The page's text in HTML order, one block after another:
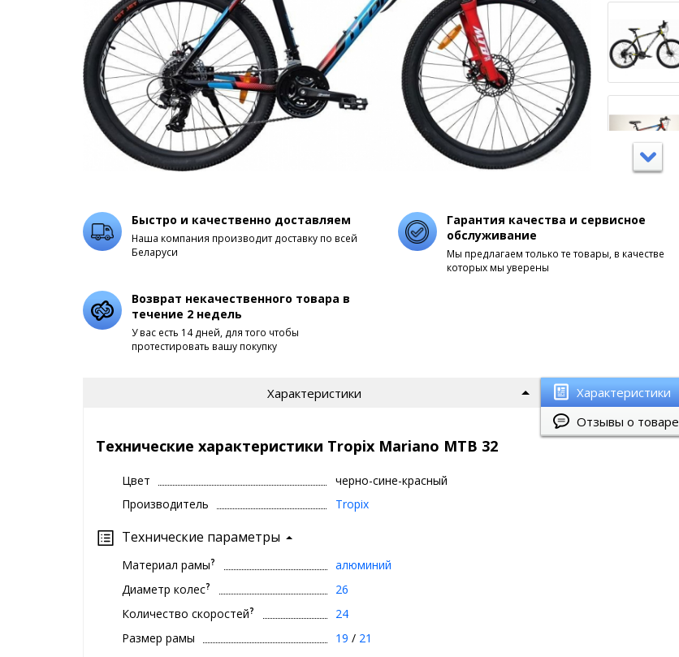
Быстро и качественно доставляем
Наша компания производит доставку по всей
Беларуси
Гарантия качества и сервисное
обслуживание
Мы предлагаем только те товары, в качестве
которых мы уверены
Возврат некачественного товара в
течение 2 недель
У вас есть 14 дней, для того чтобы
протестировать вашу покупку
Характеристики
Отзывы о товаре
Характеристики
Технические характеристики Tropix Mariano MTB 32
Цвет
черно-сине-красный
Производитель
Tropix
Технические параметры
Материал рамы?
алюминий
Диаметр колес?
26
Количество скоростей?
24
Размер рамы
19 / 21